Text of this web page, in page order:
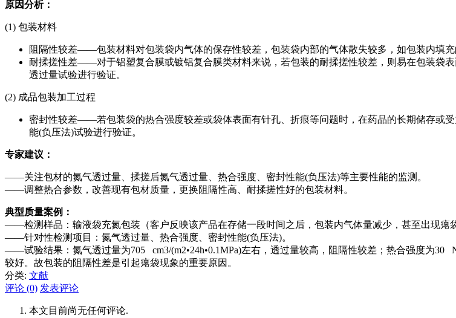
原因分析：
(1) 包装材料
阻隔性较差——包装材料对包装袋内气体的保存性较差，包装袋内部的气体散失较多，如包装内填充
耐揉搓性差——对于铝塑复合膜或镀铝复合膜类材料来说，若包装的耐揉搓性较差，则易在包装袋
透过量试验进行验证。
(2) 成品包装加工过程
密封性较差——若包装袋的热合强度较差或袋体表面有针孔、折痕等问题时，在药品的长期储存或
能(负压法)试验进行验证。
专家建议：
——关注包材的氮气透过量、揉搓后氮气透过量、热合强度、密封性能(负压法)等主要性能的监测。
——调整热合参数，改善现有包材质量，更换阻隔性高、耐揉搓性好的包装材料。
典型质量案例：
——检测样品：输液袋充氮包装（客户反映该产品在存储一段时间之后，包装内气体量减少，甚至出现瘪
——针对性检测项目：氮气透过量、热合强度、密封性能(负压法)。
——试验结果：氮气透过量为705 cm3/(m2•24h•0.1MPa)左右，透过量较高，阻隔性较差；热合强度为
较好。故包装的阻隔性差是引起瘪袋现象的重要原因。
分类: 文献
评论 (0) 发表评论
本文目前尚无任何评论.